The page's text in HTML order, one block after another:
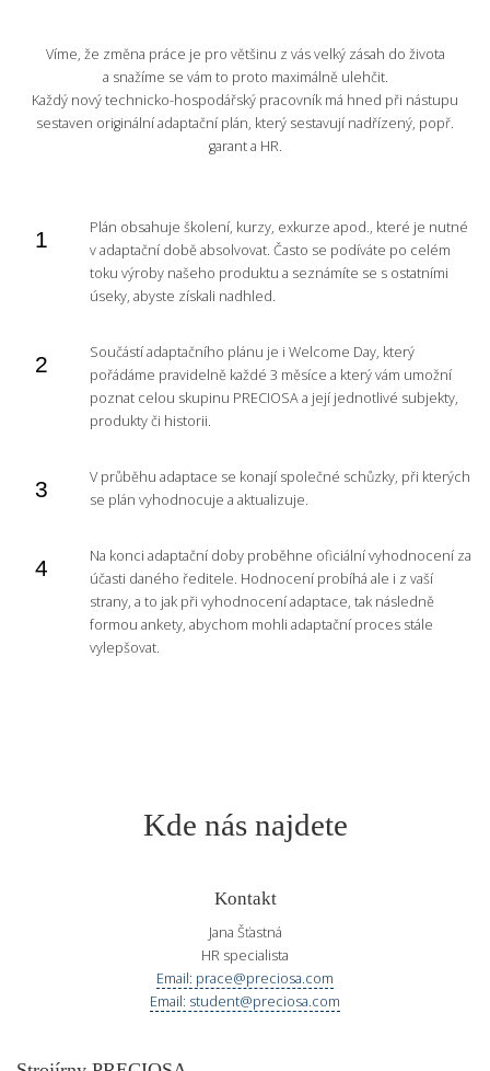
Víme, že změna práce je pro většinu z vás velký zásah do života
a snažíme se vám to proto maximálně ulehčit.
Každý nový technicko-hospodářský pracovník má hned při nástupu
sestaven originální adaptační plán, který sestavují nadřízený, popř.
garant a HR.
Plán obsahuje školení, kurzy, exkurze apod., které je nutné
v adaptační době absolvovat. Často se podíváte po celém
toku výroby našeho produktu a seznámíte se s ostatními
úseky, abyste získali nadhled.
Součástí adaptačního plánu je i Welcome Day, který
pořádáme pravidelně každé 3 měsíce a který vám umožní
poznat celou skupinu PRECIOSA a její jednotlivé subjekty,
produkty či historii.
V průběhu adaptace se konají společné schůzky, při kterých
se plán vyhodnocuje a aktualizuje.
Na konci adaptační doby proběhne oficiální vyhodnocení za
účasti daného ředitele. Hodnocení probíhá ale i z vaší
strany, a to jak při vyhodnocení adaptace, tak následně
formou ankety, abychom mohli adaptační proces stále
vylepšovat.
Kde nás najdete
Kontakt
Jana Šťastná
HR specialista
Email: prace@preciosa.com
Email: student@preciosa.com